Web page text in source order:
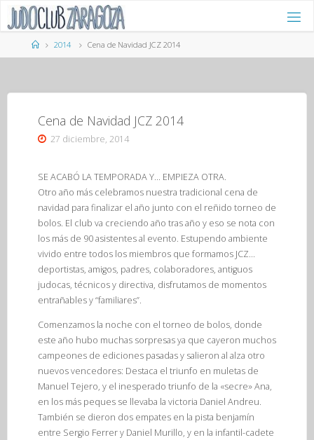
Saltar
contenidoPágina
de
2014 Cena de Navidad JCZ 2014
Cena de Navidad JCZ 2014
27 diciembre, 2014
SE ACABÓ LA TEMPORADA Y… EMPIEZA OTRA.
Otro año más celebramos nuestra tradicional cena de
navidad para finalizar el año junto con el reñido torneo de
bolos. El club va creciendo año tras año y eso se nota con
los más de 90 asistentes al evento. Estupendo ambiente
vivido entre todos los miembros que formamos JCZ…
deportistas, amigos, padres, colaboradores, antiguos
judocas, técnicos y directiva, disfrutamos de momentos
entrañables y “familiares”.
Comenzamos la noche con el torneo de bolos, donde
este año hubo muchas sorpresas ya que cayeron muchos
campeones de ediciones pasadas y salieron al alza otro
nuevos vencedores: Destaca el triunfo en muletas de
Manuel Tejero, y el inesperado triunfo de la «secre» Ana,
en los más peques se llevaba la victoria Daniel Andreu.
También se dieron dos empates en la pista benjamín
entre Sergio Ferrer y Daniel Murillo, y en la infantil-cadete